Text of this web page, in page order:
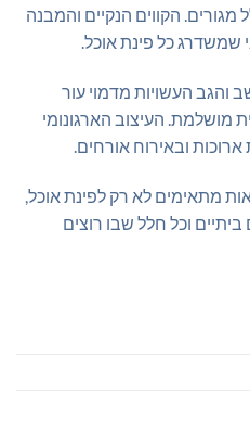
מגורים. הקווים הנקיים והמבנה
שמשדרג כל פינת אוכל.
והגב העשויות מדמוי עור
מושלמת. העיצוב הארגונומי
ובאירוח אורחים.
מתאימים לא רק לפינת אוכל,
וכל חלל שבו רוצים